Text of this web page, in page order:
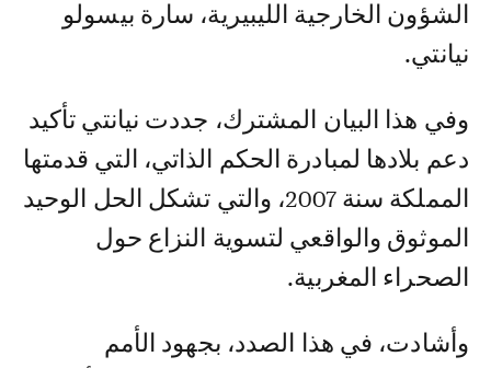
الشؤون الخارجية الليبيرية، سارة بيسولو
نيانتي.
وفي هذا البيان المشترك، جددت نيانتي تأكيد
دعم بلادها لمبادرة الحكم الذاتي، التي قدمتها
المملكة سنة 2007، والتي تشكل الحل الوحيد
الموثوق والواقعي لتسوية النزاع حول
الصحراء المغربية.
وأشادت، في هذا الصدد، بجهود الأمم